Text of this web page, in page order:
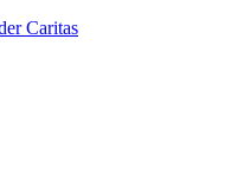
Caritas